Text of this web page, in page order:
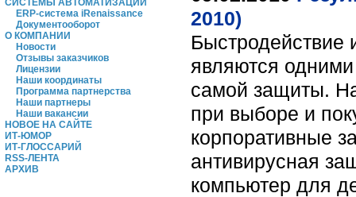
СИСТЕМЫ АВТОМАТИЗАЦИИ
ERP-система iRenaissance
Документооборот
О КОМПАНИИ
Новости
Отзывы заказчиков
Лицензии
Наши координаты
Программа партнерства
Наши партнеры
Наши вакансии
НОВОЕ НА САЙТЕ
ИТ-ЮМОР
ИТ-ГЛОССАРИЙ
RSS-ЛЕНТА
АРХИВ
2010)
Быстродействие
являются
самой защиты.
при выборе и
корпоративные
антивирусная
компьютер для